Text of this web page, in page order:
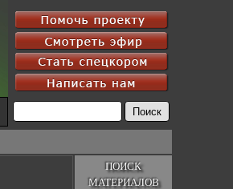
ПОИСК
МАТЕРИАЛОВ